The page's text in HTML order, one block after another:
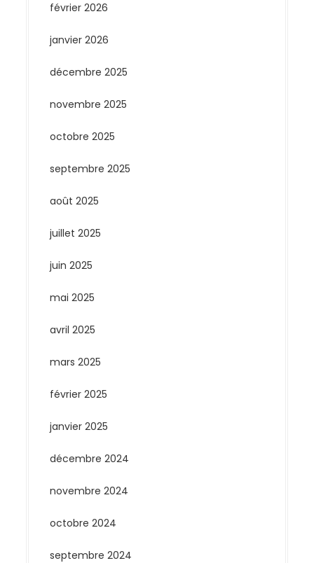
février 2026
janvier 2026
décembre 2025
novembre 2025
octobre 2025
septembre 2025
août 2025
juillet 2025
juin 2025
mai 2025
avril 2025
mars 2025
février 2025
janvier 2025
décembre 2024
novembre 2024
octobre 2024
septembre 2024